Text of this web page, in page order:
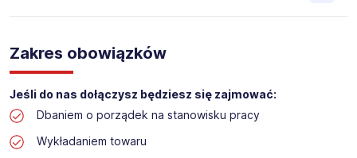
Pośrednictwa Pracy i Doradztwa Personalnego Work &
Profit jest obecnie jedną z największych niezależnych
polskich agencji zatrudnienia. W ciągu wielu lat naszej
działalności daliśmy pracę przeszło 50 000 pracowników
w całym kraju. Skutecznie znajdujemy pracowników dla
największych firm, jak również małych rodzinnych
przedsiębiorstw w Polsce. Agencja jest wpisana pod nr
Zakres obowiązków
Jeśli do nas dołączysz będziesz się zajmować:
Dbaniem o porządek na stanowisku pracy
Wykładaniem towaru